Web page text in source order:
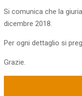
Si comunica che la
dicembre 2018.
Per ogni dettaglio si
Grazie.